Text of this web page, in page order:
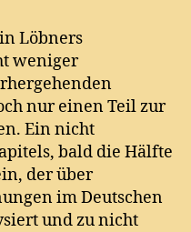
Löbners
weniger
nur einen Teil zur
Ein nicht
bald die Hälfte
der über
im Deutschen
und zu nicht